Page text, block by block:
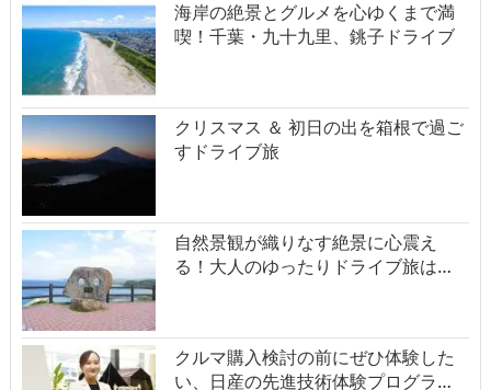
海岸の絶景とグルメを心ゆくまで満
喫！千葉・九十九里、銚子ドライブ
クリスマス ＆ 初日の出を箱根で過ご
すドライブ旅
自然景観が織りなす絶景に心震え
る！大人のゆったりドライブ旅は…
クルマ購入検討の前にぜひ体験した
い、日産の先進技術体験プログラ…